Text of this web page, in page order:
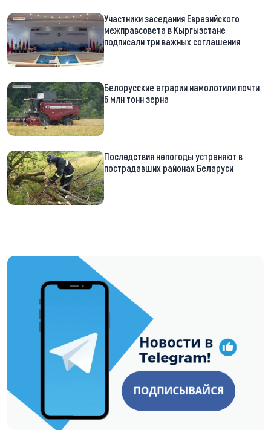
Участники заседания Евразийского
межправсовета в Кыргызстане
подписали три важных соглашения
Белорусские аграрии намолотили почти
6 млн тонн зерна
Последствия непогоды устраняют в
пострадавших районах Беларуси
https://t.me/minskctvby